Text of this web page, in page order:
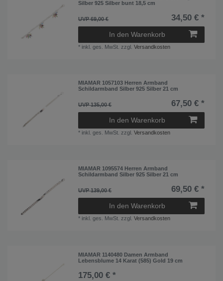
Silber 925 Silber bunt 18,5 cm
UVP 69,00 € 34,50 € *
In den Warenkorb
* inkl. ges. MwSt. zzgl.Versandkosten
MIAMAR 1057103 Herren Armband
Schildarmband Silber 925 Silber 21 cm
UVP 135,00 € 67,50 € *
In den Warenkorb
* inkl. ges. MwSt. zzgl.Versandkosten
MIAMAR 1095574 Herren Armband
Schildarmband Silber 925 Silber 21 cm
UVP 139,00 € 69,50 € *
In den Warenkorb
* inkl. ges. MwSt. zzgl.Versandkosten
MIAMAR 1140480 Damen Armband
Lebensblume 14 Karat (585) Gold 19 cm
175,00 € *